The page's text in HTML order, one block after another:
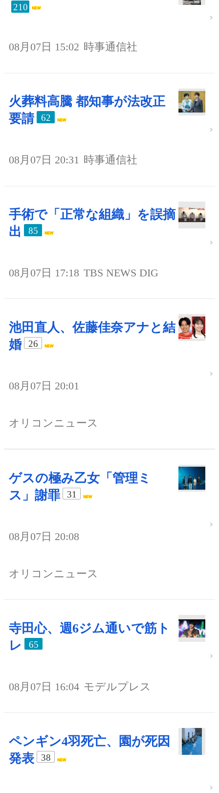
210
08月07日 15:02 時事通信社
火葬料高騰 都知事が法改正
要請
62
08月07日 20:31 時事通信社
手術で「正常な組織」を誤摘
出
85
08月07日 17:18 TBS NEWS DIG
池田直人、佐藤佳奈アナと結
婚
26
08月07日 20:01
オリコンニュース
ゲスの極み乙女「管理ミ
ス」謝罪
31
08月07日 20:08
オリコンニュース
寺田心、週6ジム通いで筋ト
レ
65
08月07日 16:04 モデルプレス
ペンギン4羽死亡、園が死因
発表
38